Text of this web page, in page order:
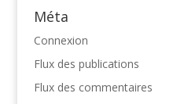
Méta
Connexion
Flux des publications
Flux des commentaires